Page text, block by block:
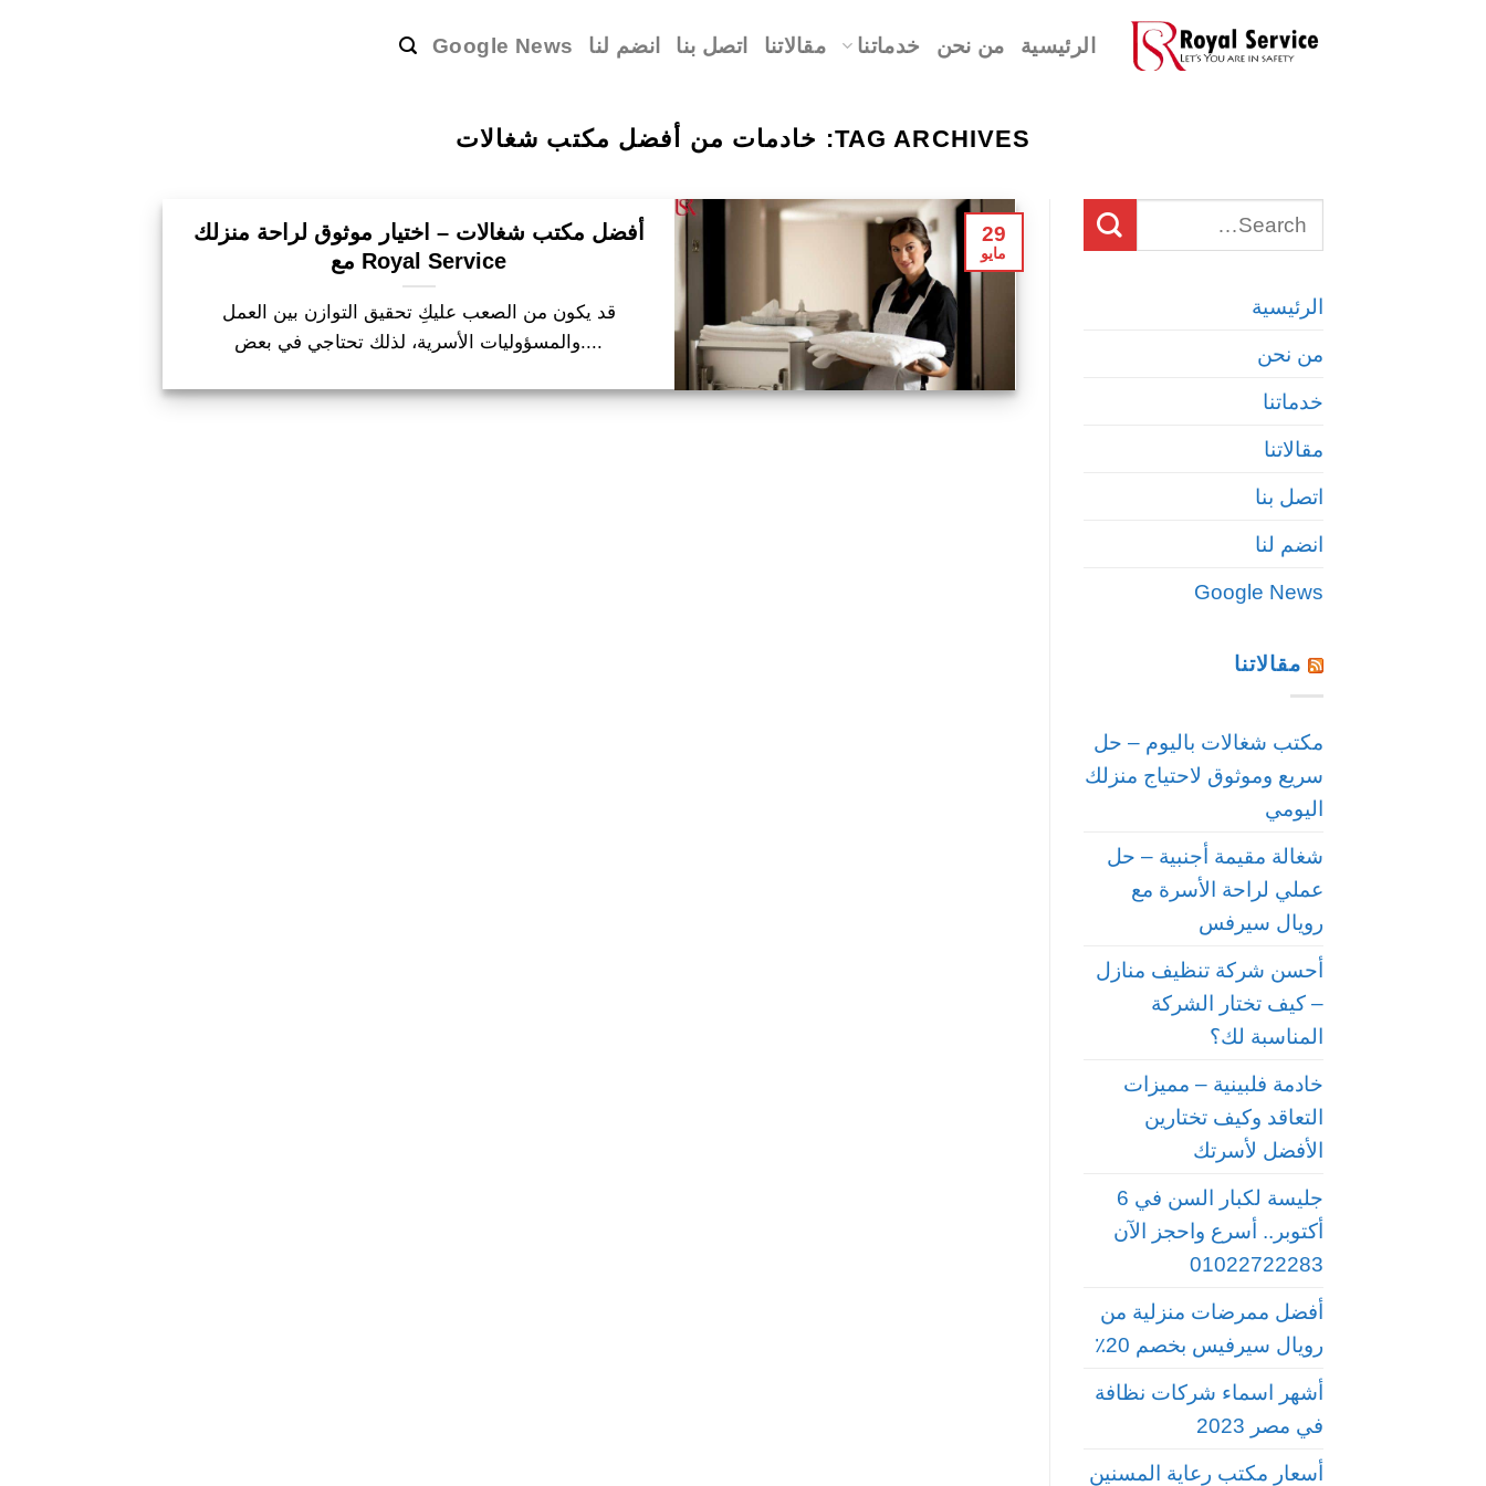
الرئيسية من نحن خدماتنا مقالاتنا اتصل بنا انضم لنا Google News
TAG ARCHIVES: خادمات من أفضل مكتب شغالات
الرئيسية
من نحن
خدماتنا
مقالاتنا
اتصل بنا
انضم لنا
Google News
مقالاتنا
مكتب شغالات باليوم – حل
سريع وموثوق لاحتياج منزلك
اليومي
شغالة مقيمة أجنبية – حل
عملي لراحة الأسرة مع
رويال سيرفس
أحسن شركة تنظيف منازل
– كيف تختار الشركة
المناسبة لك؟
خادمة فلبينية – مميزات
التعاقد وكيف تختارين
الأفضل لأسرتك
جليسة لكبار السن في 6
أكتوبر.. أسرع واحجز الآن
01022722283
أفضل ممرضات منزلية من
رويال سيرفيس بخصم 20٪
أشهر اسماء شركات نظافة
في مصر 2023
أسعار مكتب رعاية المسنين
أفضل مكتب شغالات – اختيار موثوق لراحة منزلك
مع Royal Service
قد يكون من الصعب عليكِ تحقيق التوازن بين العمل
والمسؤوليات الأسرية، لذلك تحتاجي في بعض....
29
مايو